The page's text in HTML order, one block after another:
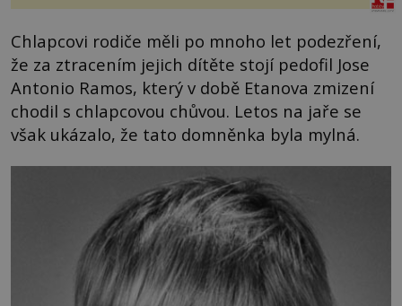
Chlapcovi rodiče měli po mnoho let podezření,
že za ztracením jejich dítěte stojí pedofil Jose
Antonio Ramos, který v době Etanova zmizení
chodil s chlapcovou chůvou. Letos na jaře se
však ukázalo, že tato domněnka byla mylná.